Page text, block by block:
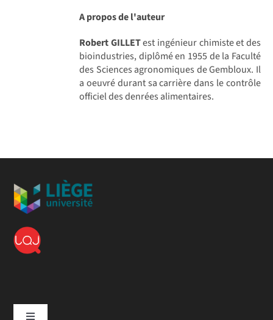
A propos de l'auteur
Robert GILLETest ingénieur chimiste et des
bioindustries, diplômé en 1955 de la Faculté
des Sciences agronomiques de Gembloux. Il
a oeuvré durant sa carrière dans le contrôle
officiel des denrées alimentaires.